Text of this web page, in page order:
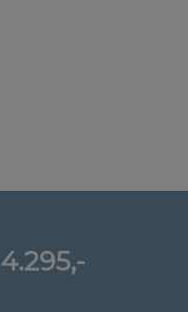
4.295,-